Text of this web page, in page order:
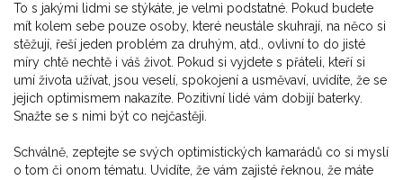
To s jakými lidmi se stýkáte, je velmi podstatné. Pokud budete
mít kolem sebe pouze osoby, které neustále skuhrají, na něco si
stěžují, řeší jeden problém za druhým, atd., ovlivní to do jisté
míry chtě nechtě i váš život. Pokud si vyjdete s přáteli, kteří si
umí života užívat, jsou veselí, spokojení a usměvaví, uvidíte, že se
jejich optimismem nakazíte. Pozitivní lidé vám dobijí baterky.
Snažte se s nimi být co nejčastěji.
Schválně, zeptejte se svých optimistických kamarádů co si myslí
o tom či onom tématu. Uvidíte, že vám zajisté řeknou, že máte